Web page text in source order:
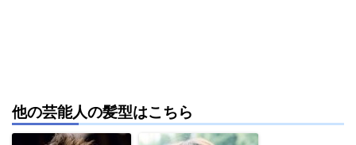
他の芸能人の髪型はこちら